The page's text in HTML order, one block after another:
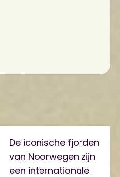
De iconische fjorden
van Noorwegen zijn
een internationale